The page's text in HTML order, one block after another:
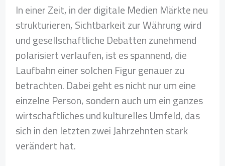
In einer Zeit, in der digitale Medien Märkte neu
strukturieren, Sichtbarkeit zur Währung wird
und gesellschaftliche Debatten zunehmend
polarisiert verlaufen, ist es spannend, die
Laufbahn einer solchen Figur genauer zu
betrachten. Dabei geht es nicht nur um eine
einzelne Person, sondern auch um ein ganzes
wirtschaftliches und kulturelles Umfeld, das
sich in den letzten zwei Jahrzehnten stark
verändert hat.